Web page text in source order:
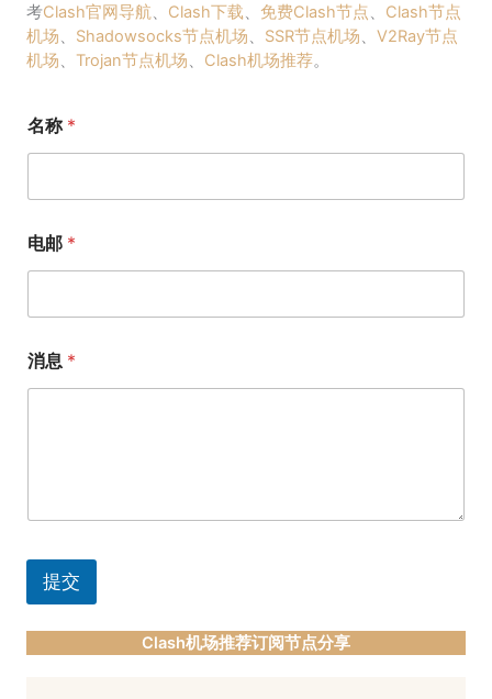
考Clash官网导航、 Clash下载、 免费Clash节点、 Clash节点
机场、 Shadowsocks节点机场、 SSR节点机场、 V2Ray节点
机场、 Trojan节点机场、 Clash机场推荐。
名称 *
电邮 *
消息 *
提交
Clash机场推荐订阅节点分享